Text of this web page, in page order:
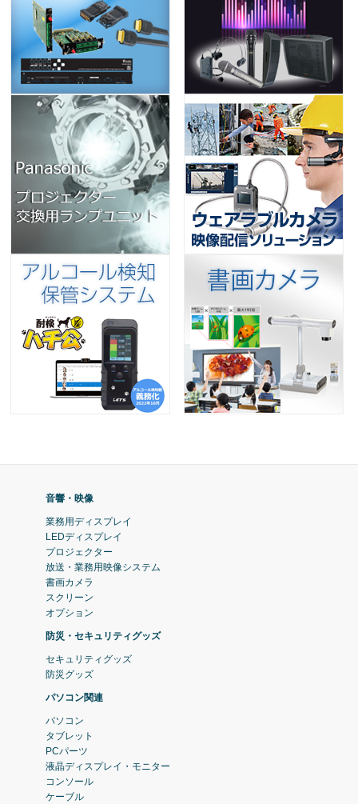
音響・映像
業務用ディスプレイ
LEDディスプレイ
プロジェクター
放送・業務用映像システム
書画カメラ
スクリーン
オプション
防災・セキュリティグッズ
セキュリティグッズ
防災グッズ
パソコン関連
パソコン
タブレット
PCパーツ
液晶ディスプレイ・モニター
コンソール
ケーブル